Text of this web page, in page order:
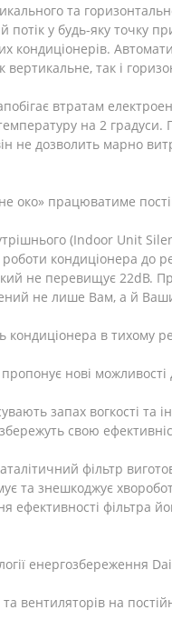
та
потік у будь-яку точку
кондиціонерів.
так і
втратам
на 2
не дозволить марно
око» працюватиме
(Indoor Unit
кондиціонера до
не перевищує 22dB.
не лише Вам, а й
кондиціонера в тихому
нові можливості
запах вогкості
свою
фільтр
та знешкоджує
ефективності фільтра
енергозбереження
вентиляторів на